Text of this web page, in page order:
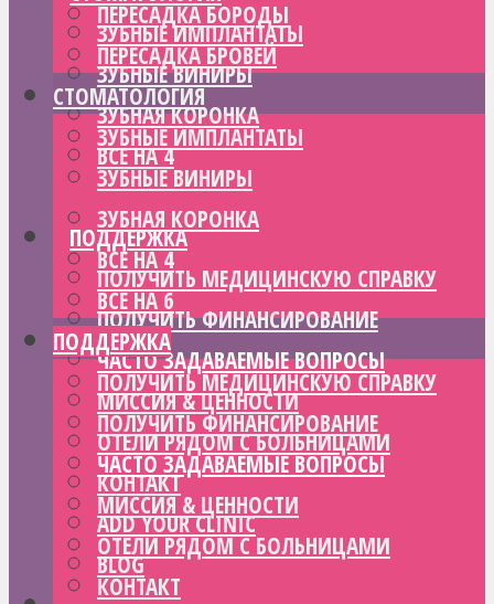
ЗУБНЫЕ ИМПЛАНТАТЫ
ЗУБНЫЕ ВИНИРЫ
ЗУБНАЯ КОРОНКА
ВСЕ НА 4
ВСЕ НА 6
ПОДДЕРЖКА
ПОЛУЧИТЬ МЕДИЦИНСКУЮ СПРАВКУ
ПОЛУЧИТЬ ФИНАНСИРОВАНИЕ
ЧАСТО ЗАДАВАЕМЫЕ ВОПРОСЫ
МИССИЯ & ЦЕННОСТИ
ОТЕЛИ РЯДОМ С БОЛЬНИЦАМИ
КОНТАКТ
ADD YOUR CLINIC
BLOG
ПЕРЕСАДКА БОРОДЫ
ПЕРЕСАДКА БРОВЕЙ
СТОМАТОЛОГИЯ
ЗУБНЫЕ ИМПЛАНТАТЫ
ЗУБНЫЕ ВИНИРЫ
ЗУБНАЯ КОРОНКА
ВСЕ НА 4
ВСЕ НА 6
ПОДДЕРЖКА
ПОЛУЧИТЬ МЕДИЦИНСКУЮ СПРАВКУ
ПОЛУЧИТЬ ФИНАНСИРОВАНИЕ
ЧАСТО ЗАДАВАЕМЫЕ ВОПРОСЫ
МИССИЯ & ЦЕННОСТИ
ОТЕЛИ РЯДОМ С БОЛЬНИЦАМИ
КОНТАКТ